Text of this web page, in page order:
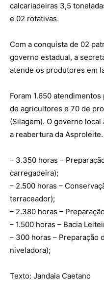
calcariadeiras 3,5
e 02 rotativas.
Com a conquista de 02
governo estadual, a
atende os produtores em
Foram 1.650
de agricultores e 70 de
(Silagem). O governo
a reabertura da Asproleite.
– 3.350 horas –
carregadeira);
– 2.500 horas –
terraceador);
– 2.380 horas –
– 1.500 horas – Bacia
– 300 horas – Preparação
niveladora);
Texto: Jandaia Caetano